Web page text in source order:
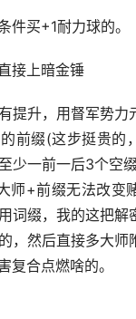
件买+1耐力球的。
接上暗金锤
提升，用督军势力
前缀(这步挺贵的
少一前一后3个空
师+前缀无法改变
词缀，我的这把解
，然后直接多大师
复合点燃啥的。